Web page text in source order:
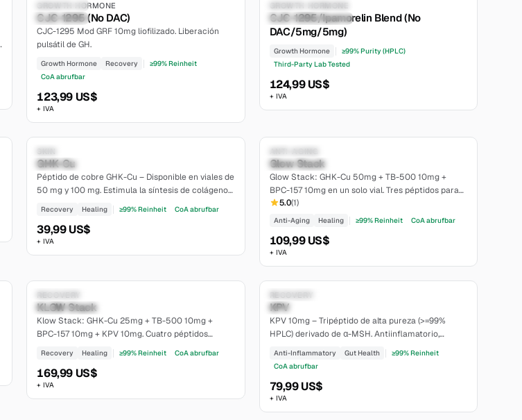
Compoundable
moderate
GROWTH HORMONE
CJC-1295 (No DAC)
CJC-1295 Mod GRF 10mg liofilizado. Liberación
pulsátil de GH.
Growth Hormone Recovery
≥99% Reinheit
CoA abrufbar
123,99 US$
+ IVA
Solo para investigación
moderate
GROWTH HORMONE
CJC-1295/Ipamorelin Blend (No
DAC/5mg/5mg)
Growth Hormone
≥99% Purity (HPLC)
Third-Party Lab Tested
124,99 US$
+ IVA
Solo para investigación
moderate
6.6
GHK-Cu
Péptido de cobre GHK-Cu – Disponible en viales de
50 mg y 100 mg. Estimula la síntesis de colágeno y
el rejuvenecimiento cutáneo. Pureza >=99%,
liofilizado.
Recovery Healing ≥99% Reinheit CoA abrufbar
39,99 US$
+ IVA
moderate
Glow Stack
Glow Stack: GHK-Cu 50mg + TB-500 10mg +
BPC-157 10mg en un solo vial. Tres péptidos para
regeneración sinérgica, cuidado de la piel y
curación.
5.0(1)
Anti-Aging Healing ≥99% Reinheit CoA abrufbar
109,99 US$
+ IVA
Solo para investigación
Establecido
KLOW Stack
Klow Stack: GHK-Cu 25mg + TB-500 10mg +
BPC-157 10mg + KPV 10mg. Cuatro péptidos
sinérgicos, liofilizados, >=99% de pureza.
Recovery Healing ≥99% Reinheit CoA abrufbar
169,99 US$
+ IVA
Solo para investigación
moderate
6.8
KPV
KPV 10mg – Tripéptido de alta pureza (>=99%
HPLC) derivado de α-MSH. Antiinflamatorio,
liofilizado, CoA disponible en el sitio web.
Anti-Inflammatory Gut Health
≥99% Reinheit
CoA abrufbar
79,99 US$
+ IVA